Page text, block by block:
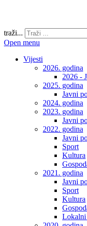
traži...
Open menu
Vijesti
2026. godina
2026 -
2025. godina
Javni
2024. godina
2023. godina
Javni
2022. godina
Javni
Sport
Kultura
2021. godina
Javni
Sport
Kultura